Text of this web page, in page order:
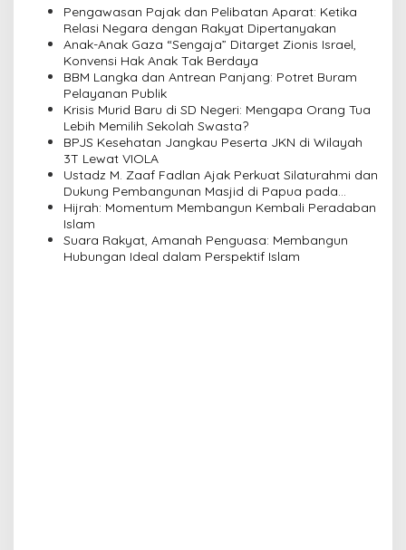
Pengawasan Pajak dan Pelibatan Aparat: Ketika
Relasi Negara dengan Rakyat Dipertanyakan
Anak-Anak Gaza “Sengaja” Ditarget Zionis Israel,
Konvensi Hak Anak Tak Berdaya
BBM Langka dan Antrean Panjang: Potret Buram
Pelayanan Publik
Krisis Murid Baru di SD Negeri: Mengapa Orang Tua
Lebih Memilih Sekolah Swasta?
BPJS Kesehatan Jangkau Peserta JKN di Wilayah
3T Lewat VIOLA
Ustadz M. Zaaf Fadlan Ajak Perkuat Silaturahmi dan
Dukung Pembangunan Masjid di Papua pada
Pengajian Yayasan Alimbas Insan Cita
Hijrah: Momentum Membangun Kembali Peradaban
Islam
Suara Rakyat, Amanah Penguasa: Membangun
Hubungan Ideal dalam Perspektif Islam